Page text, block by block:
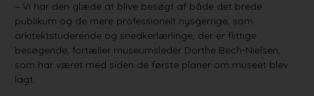
– Vi har den glæde at blive besøgt af både det brede
publikum og de mere professionelt nysgerrige, som
arkitektstuderende og snedkerlærlinge, der er flittige
besøgende, fortæller museumsleder Dorthe Bech-Nielsen,
som har været med siden de første planer om museet blev
lagt.